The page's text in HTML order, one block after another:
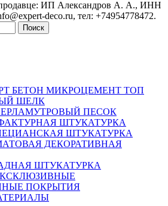
ИП Александров А. А., ИНН
deco.ru, тел: +74954778472.
Поиск
БЕТОН МИКРОЦЕМЕНТ ТОП
ШЕЛК
ПЕСОК
ШТУКАТУРКА
ШТУКАТУРКА
ДЕКОРАТИВНАЯ
ШТУКАТУРКА
ПОКРЫТИЯ